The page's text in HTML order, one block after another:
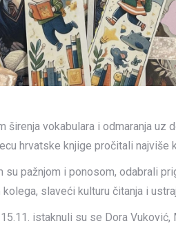
vokabulara i odmaranja uz
hrvatske knjige pročitali najviše
su pažnjom i ponosom, odabrali
slaveći kulturu čitanja i
istaknuli su se Dora